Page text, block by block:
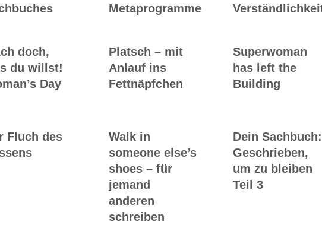
Metaprogramme
doch,
du willst!
Day
Platsch – mit
Anlauf ins
Fettnäpfchen
Superwoman
has left the
Building
Fluch des
Walk in
someone else’s
shoes – für
jemand
anderen
schreiben
Dein Sachbuch:
Geschrieben,
um zu bleiben
Teil 3